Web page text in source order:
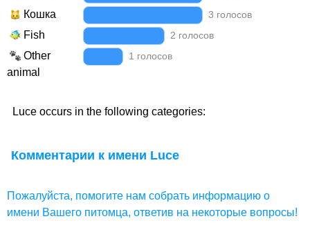
Кошка 3 голосов
Fish 2 голосов
Other
animal
1 голосов
Luce occurs in the following categories:
Комментарии к имени Luce
Пожалуйста, помогите нам собрать информацию о
имени Вашего питомца, ответив на некоторые вопросы!